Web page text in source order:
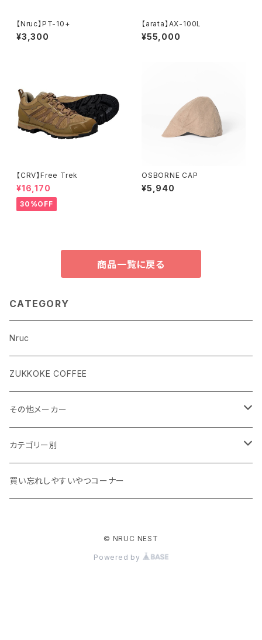
【Nruc】PT-10+
¥3,300
【arata】AX-100L
¥55,000
【CRV】Free Trek
¥16,170
30%OFF
OSBORNE CAP
¥5,940
商品一覧に戻る
CATEGORY
Nruc
ZUKKOKE COFFEE
その他メーカー
ACLIMA
atelierBluebottle
カテゴリー別
Unisex ウェア
買い忘れしやすいやつコーナー
© NRUC NEST
Powered by